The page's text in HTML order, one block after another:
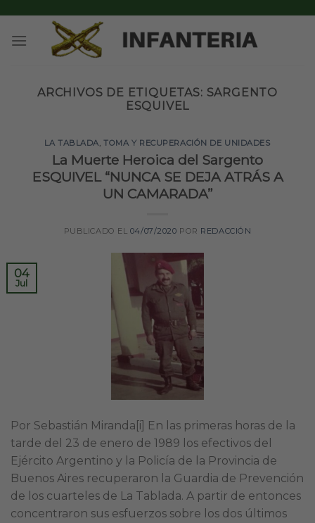
content
ARCHIVOS DE ETIQUETAS: SARGENTO
ESQUIVEL
LA TABLADA,TOMA Y RECUPERACIÓN DE UNIDADES
La Muerte Heroica del Sargento
ESQUIVEL “NUNCA SE DEJA ATRÁS A
UN CAMARADA”
PUBLICADO EL 04/07/2020 POR REDACCIÓN
04
Jul
Por Sebastián Miranda[i] En las primeras horas de la
tarde del 23 de enero de 1989 los efectivos del
Ejército Argentino y la Policía de la Provincia de
Buenos Aires recuperaron la Guardia de Prevención
de los cuarteles de La Tablada. A partir de entonces
concentraron sus esfuerzos sobre los dos últimos